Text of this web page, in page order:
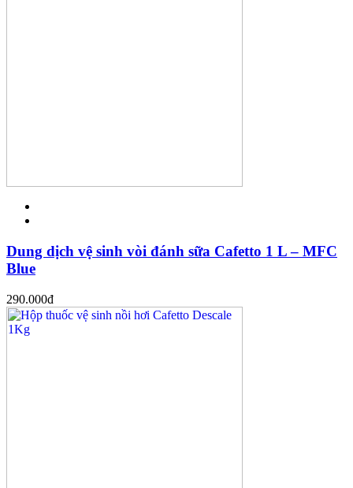
Dung dịch vệ sinh vòi đánh sữa Cafetto 1 L – MFC
Blue
290.000đ